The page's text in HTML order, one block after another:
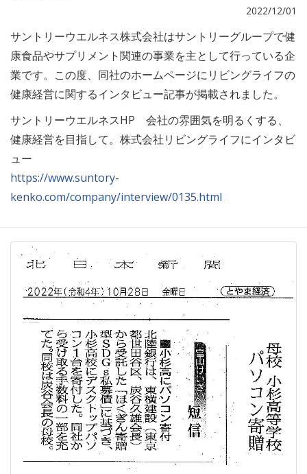
2022/12/01
サントリーウエルネス株式会社はサントリーグループで健
康食品やサプリメント関連の事業を主として行っている企
業です。この度、同社のホームページにリビングライフの
健康経営に関するインタビュー記事が掲載されました。
サントリーウエルネスHP 会社の雰囲気を明るくする、
健康経営を目指して。株式会社リビングライフにインタビ
ュー
https://www.suntory-
kenko.com/company/interview/0135.html